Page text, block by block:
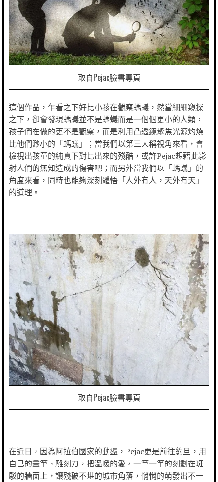
取自Pejac臉書專頁
這個作品，乍看之下好比小孩在觀察螞蟻，然當細細窺探
之下，卻會發現螞蟻並不是螞蟻而是一個個更小的人類，
孩子們在做的更不是觀察，而是利用凸透鏡聚焦光源灼燒
比他們渺小的「螞蟻」；當我們以第三人稱視角來看，會
檢視出孩童的純真下對比出來的殘酷，或許Pejac想藉此影
射人們的無知造成的傷害吧；而另外當我們以「螞蟻」的
角度來看，同時也能夠深刻體悟「人外有人，天外有天」
的道理。
取自Pejac臉書專頁
在近日，因為阿拉伯國家的動盪，Pejac更是前往約旦，用
自己的畫筆、雕刻刀，把溫暖的愛，一筆一筆的刻劃在斑
駁的牆面上，讓殘破不堪的城市角落，悄悄的萌發出不一